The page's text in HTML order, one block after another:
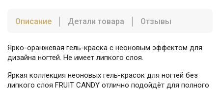
Описание Детали товара Отзывы
Ярко-оранжевая гель-краска с неоновым эффектом для
дизайна ногтей. Не имеет липкого слоя.
Яркая коллекция неоновых гель-красок для ногтей без
липкого слоя FRUIT CANDY отлично подойдёт для полного